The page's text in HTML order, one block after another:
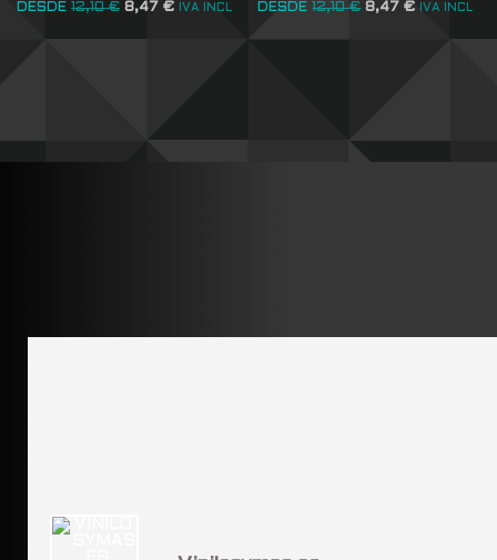
DESDE 12,10€ 8,47 € IVA INCL DESDE 12,10€ 8,47€ IVA INCL